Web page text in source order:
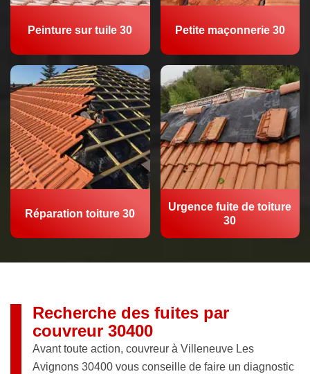
Peinture sur tuile 30 Petite maçonnerie 30
Réparation toiture 30
Urgence fuite de toiture
30
Recherche des fuites par
couvreur 30400
Avant toute action, couvreur à Villeneuve Les
Avignons 30400 vous conseille de faire un diagnostic